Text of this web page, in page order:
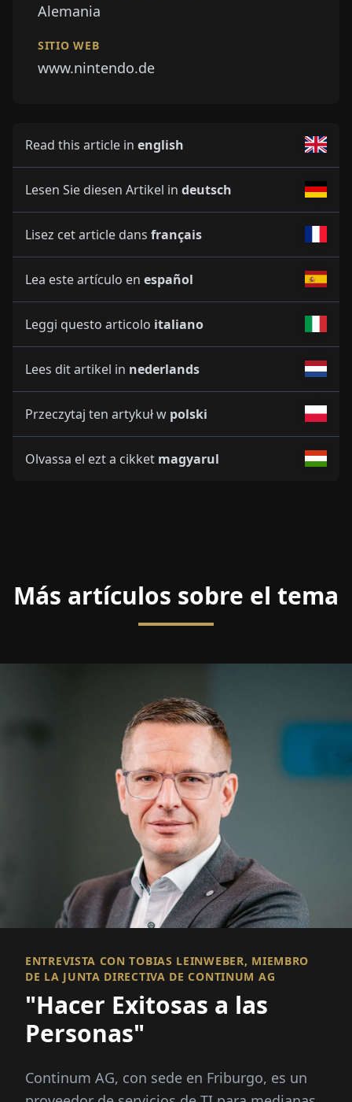
Alemania
SITIO WEB
www.nintendo.de
Read this article in english
Lesen Sie diesen Artikel in deutsch
Lisez cet article dans français
Lea este artículo en español
Leggi questo articolo italiano
Lees dit artikel in nederlands
Przeczytaj ten artykuł w polski
Olvassa el ezt a cikket magyarul
Más artículos sobre el tema
ENTREVISTA CON TOBIAS LEINWEBER, MIEMBRO
DE LA JUNTA DIRECTIVA DE CONTINUM AG
"Hacer Exitosas a las
Personas"
Continum AG, con sede en Friburgo, es un